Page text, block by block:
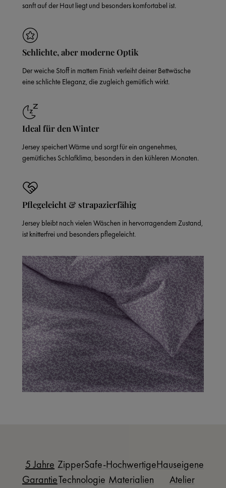
sanft auf der Haut liegt und besonders komfortabel ist.
Schlichte, aber moderne Optik
Der weiche Stoff in mattem Finish verleiht deiner Bettwäsche
eine schlichte Eleganz, die zugleich gemütlich wirkt.
Ideal für den Winter
Jersey speichert Wärme und sorgt für ein angenehmes,
gemütliches Schlafklima, besonders in den kühleren Monaten.
Pflegeleicht & strapazierfähig
Jersey bleibt nach vielen Wäschen in hervorragendem Zustand,
ist knitterfrei und besonders pflegeleicht.
5 Jahre
Garantie
ZipperSafe-
Technologie
Hochwertige
Materialien
Hauseigenes
Atelier